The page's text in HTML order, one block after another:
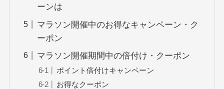
ーンは
マラソン開催中のお得なキャンペーン・ク
ーポン
マラソン開催期間中の倍付け・クーポン
ポイント倍付けキャンペーン
お得なクーポン